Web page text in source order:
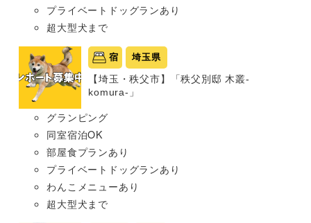
プライベートドッグランあり
超大型犬まで
宿 埼玉県
【埼玉・秩父市】「秩父別邸 木叢-
komura-」
グランピング
同室宿泊OK
部屋食プランあり
プライベートドッグランあり
わんこメニューあり
超大型犬まで